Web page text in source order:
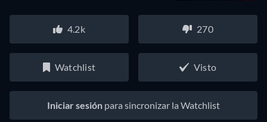
4.2k 270
Watchlist Visto
Iniciar sesión para sincronizar la Watchlist